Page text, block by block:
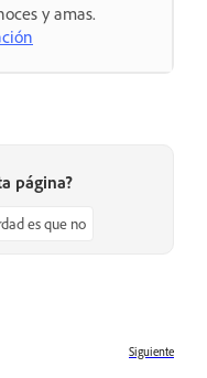
y amas.
página?
es que no
Siguiente